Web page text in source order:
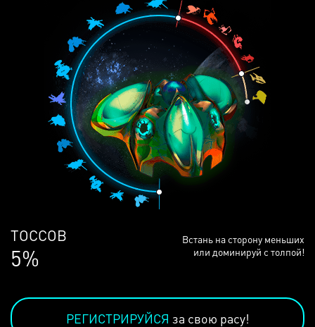
ЛЮДЕЙ
68%
Встань на сторону меньших
или доминируй с толпой!
РЕГИСТРИРУЙСЯ за свою расу!